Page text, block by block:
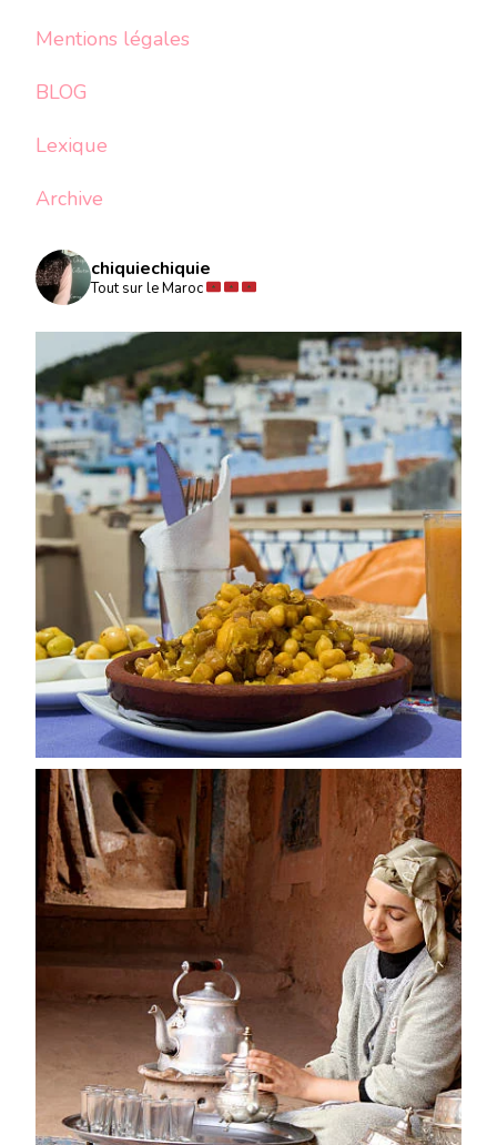
Mentions légales
BLOG
Lexique
Archive
chiquiechiquie
Tout sur le Maroc